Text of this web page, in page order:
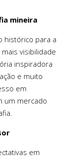
mineira
histórico para a
visibilidade
inspiradora
e muito
em
um mercado
em